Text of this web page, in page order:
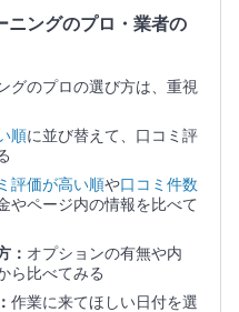
ニングのプロ・業者の
グのプロの選び方は、重視
順に並び替えて、口コミ評
評価が高い順や口コミ件数
やページ内の情報を比べて
： オプションの有無や内
ら比べてみる
作業に来てほしい日付を選